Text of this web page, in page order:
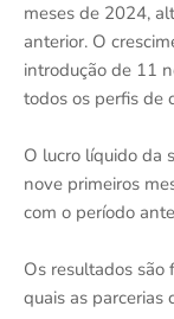
meses de 2024,
anterior. O
introdução de 11
todos os perfis de
O lucro líquido da
nove primeiros
com o período
Os resultados são
quais as parcerias